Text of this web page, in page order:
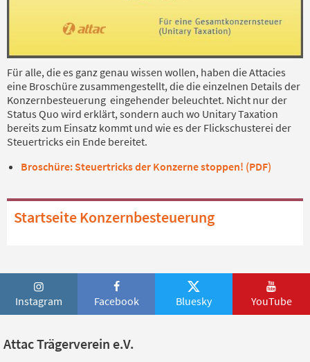
Für alle, die es ganz genau wissen wollen, haben die Attacies
eine Broschüre zusammengestellt, die die einzelnen Details der
Konzernbesteuerung eingehender beleuchtet. Nicht nur der
Status Quo wird erklärt, sondern auch wo Unitary Taxation
bereits zum Einsatz kommt und wie es der Flickschusterei der
Steuertricks ein Ende bereitet.
Broschüre: Steuertricks der Konzerne stoppen! (PDF)
Startseite Konzernbesteuerung
Instagram Facebook Bluesky YouTube
Attac Trägerverein e.V.